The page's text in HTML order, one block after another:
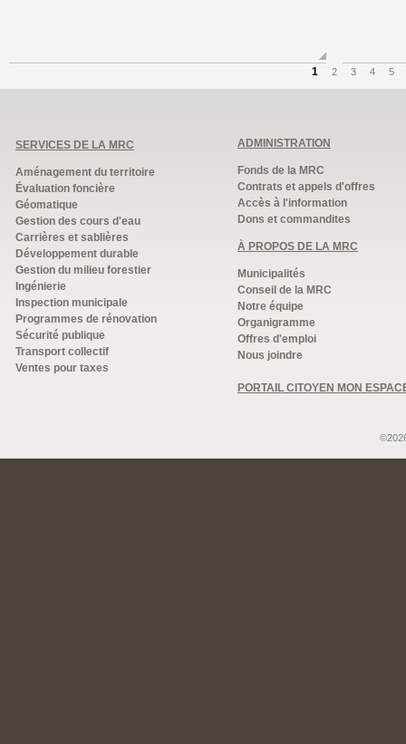
1 2 3 4 5
SERVICES DE LA MRC
Aménagement du territoire
Évaluation foncière
Géomatique
Gestion des cours d'eau
Carrières et sablières
Développement durable
Gestion du milieu forestier
Ingénierie
Inspection municipale
Programmes de rénovation
Sécurité publique
Transport collectif
Ventes pour taxes
ADMINISTRATION
Fonds de la MRC
Contrats et appels d'offres
Accès à l'information
Dons et commandites
À PROPOS DE LA MRC
Municipalités
Conseil de la MRC
Notre équipe
Organigramme
Offres d'emploi
Nous joindre
PORTAIL CITOYEN MON